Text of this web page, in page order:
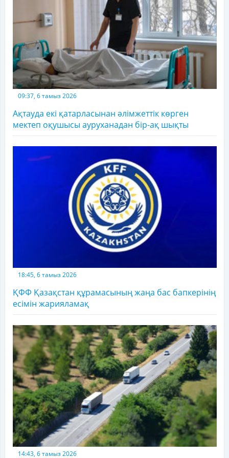
09:37, 6 тамыз 2026
Ақтауда екі қатарласынан әлімжеттік көрген
мектеп оқушысы ауруханадан бір-ақ шықты
18:45, 6 тамыз 2026
ҚФФ Қазақстан құрамасының жаңа бас бапкерінің
есімін жарияламақ
14:43, 6 тамыз 2026